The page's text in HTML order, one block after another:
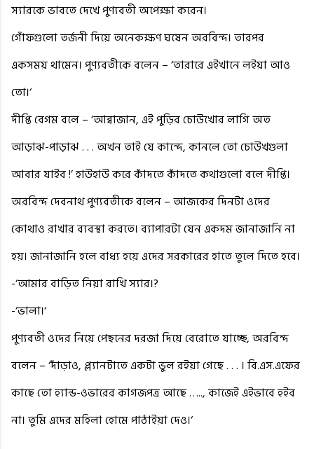
স্যারকে ভাবতে দেখে পুণ্যবতী অপেক্ষা করেন।
গোঁফগুলো তর্জনী দিয়ে অনেকক্ষণ ঘষেন অরবিন্দ। তারপর
একসময় থামেন। পুণ্যবতীকে বলেন – ‘তারারে এইখানে লইয়া আও
তো।‘
দীপ্তি বেগম বলে – ‘আব্বাজান, এই পুড়ির চোউখোর লাগি অত
আড়াঝ-পাড়াঝ . . . অখন তাই যে কান্দে, কানলে তো চোউখগুলা
আবার যাইব !’ হাউহাউ করে কাঁদতে কাঁদতে কথাগুলো বলে দীপ্তি।
অরবিন্দ দেবনাথ পুণ্যবতীকে বলেন – আজকের দিনটা ওদের
কোথাও রাখার ব্যবস্থা করতে। ব্যাপারটা যেন একদম জানাজানি না
হয়। জানাজানি হলে বাধ্য হয়ে এদের সরকারের হাতে তুলে দিতে হবে।
-‘আমার বাড়িত নিয়া রাখি স্যার।?
-‘ভালা।‘
পুণ্যবতী ওদের নিয়ে পেছনের দরজা দিয়ে বেরোতে যাচ্ছে, অরবিন্দ
বলেন – ‘দাঁড়াও, প্ল্যানটাতে একটা ভুল রইয়া গেছে . . . । বি.এস.এফের
কাছে তো হ্যান্ড-ওভারের কাগজপত্র আছে ….., কাজেই এইভাবে হইব
না। তুমি এদের মহিলা হোমে পাঠাইয়া দেও।‘